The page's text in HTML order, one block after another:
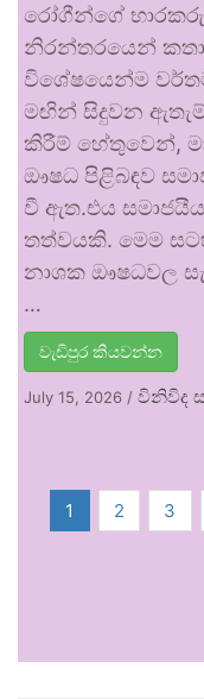
රෝගීන්ගේ
නිරන්තරයෙන්
විශේෂයෙන්ම
මඟින් සිදුවන
කිරීම් හේතුවෙන්,
ඖෂධ පිළිබඳව
වී ඇත.එය
තත්වයකි. මෙම
නාශක ඖෂධවල
…
වැඩිපුර කියවන්න
July 15, 2026 / විනිවිද
1 2 3